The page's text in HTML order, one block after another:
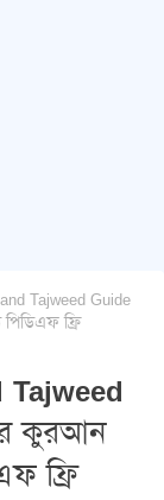
Tajweed Guide
ফ্রি
কুরআন
ফ্রি